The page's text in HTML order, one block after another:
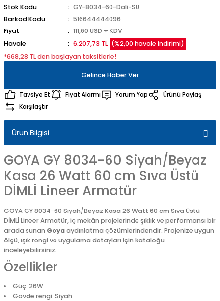
Stok Kodu
GY-8034-60-Dali-SU
Barkod Kodu
516644444096
Fiyat
111,60 USD + KDV
Havale
6.207,73 TL (%2,00 havale indirimi)
*668,28 TL den başlayan taksitlerle!
Gelince Haber Ver
Tavsiye Et Fiyat Alarmı Yorum Yap
Ürünü Paylaş
Karşılaştır
Ürün Bilgisi
GOYA GY 8034-60 Siyah/Beyaz
Kasa 26 Watt 60 cm Sıva Üstü
DİMLİ Lineer Armatür
GOYA GY 8034-60 Siyah/Beyaz Kasa 26 Watt 60 cm Sıva Üstü
DİMLİ Lineer Armatür, iç mekân projelerinde şıklık ve performansı bir
arada sunan Goyaaydınlatma çözümlerindendir. Projenize uygun
ölçü, ışık rengi ve uygulama detayları için kataloğu
inceleyebilirsiniz.
Özellikler
Güç: 26W
Gövde rengi: Siyah